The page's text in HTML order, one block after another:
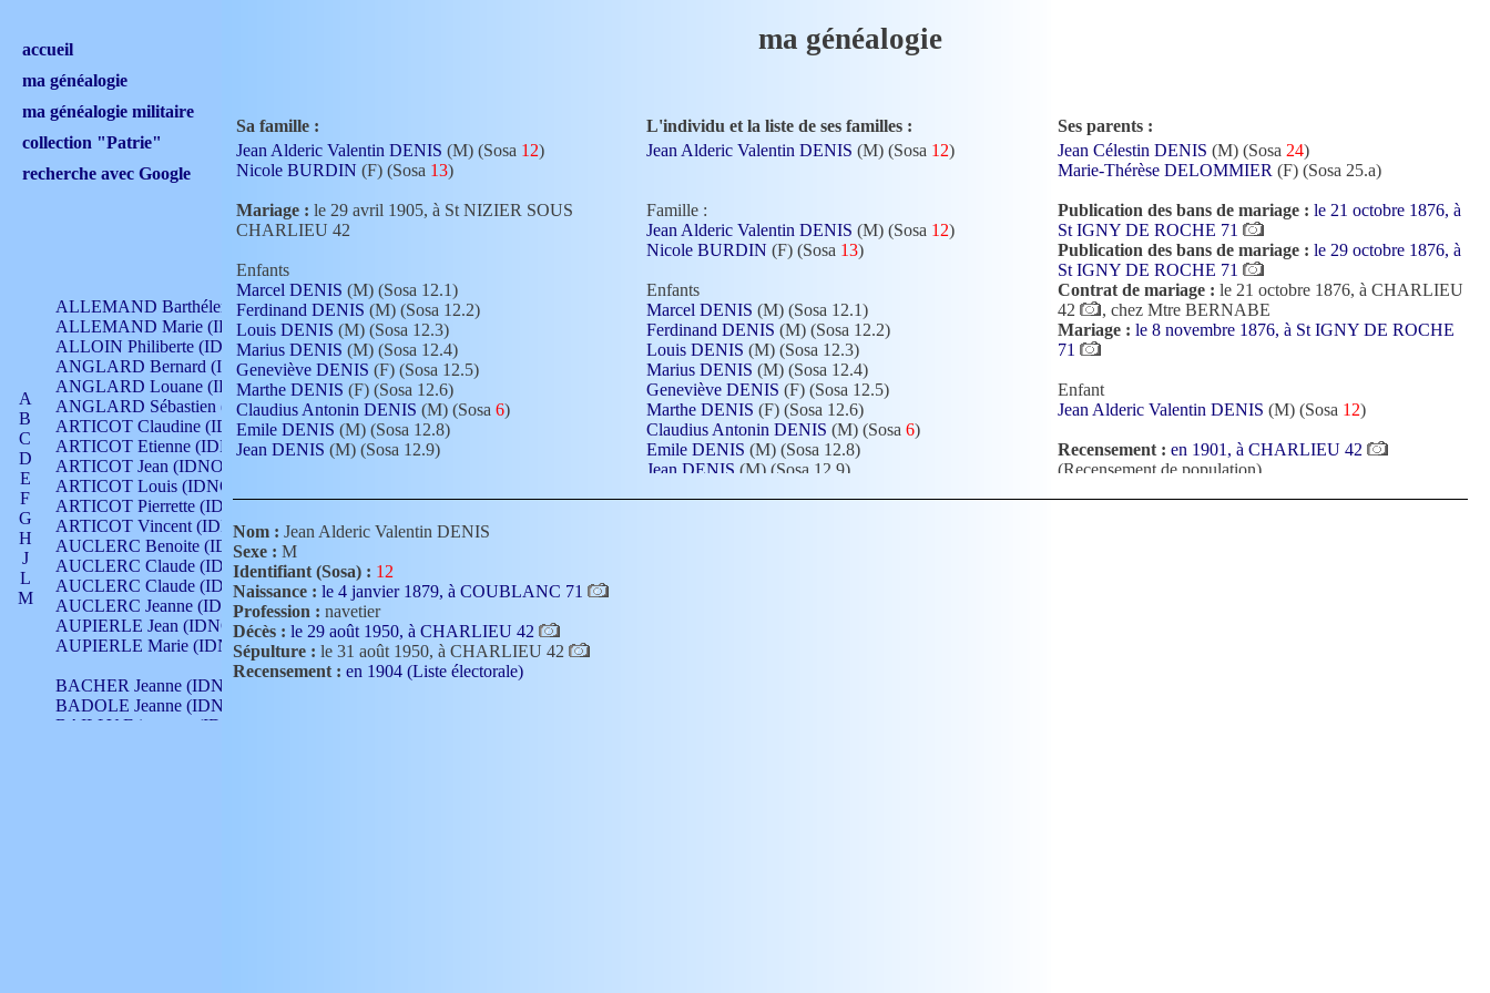
ma généalogie
accueil
ma généalogie
ma généalogie militaire
collection "Patrie"
recherche avec Google
A
B
C
D
E
F
G
H
J
L
M
ALLEMAND Barthélemy (IDNO 330)
ALLEMAND Marie (IDNO 165)
ALLOIN Philiberte (IDNO 449)
ANGLARD Bernard (IDNO 4)
ANGLARD Louane (IDNO 4)
ANGLARD Sébastien (IDNO 4)
ARTICOT Claudine (IDNO 105)
ARTICOT Etienne (IDNO 420)
ARTICOT Jean (IDNO 210)
ARTICOT Louis (IDNO 420)
ARTICOT Pierrette (IDNO 210)
ARTICOT Vincent (IDNO 210)
AUCLERC Benoite (IDNO 451)
AUCLERC Claude (IDNO 902)
AUCLERC Claude (IDNO 902)
AUCLERC Jeanne (IDNO 199)
AUPIERLE Jean (IDNO 954)
AUPIERLE Marie (IDNO )
BACHER Jeanne (IDNO )
BADOLE Jeanne (IDNO 867)
BAILLY Etiennette (IDNO )
Sa famille : L'individu et la liste de ses familles :
Ses parents :
Jean Alderic Valentin DENIS (M) (Sosa 12)
Nicole BURDIN (F) (Sosa 13)
Mariage : le 29 avril 1905, à St NIZIER SOUS
CHARLIEU 42
Enfants
Marcel DENIS (M) (Sosa 12.1)
Ferdinand DENIS (M) (Sosa 12.2)
Louis DENIS (M) (Sosa 12.3)
Marius DENIS (M) (Sosa 12.4)
Geneviève DENIS (F) (Sosa 12.5)
Marthe DENIS (F) (Sosa 12.6)
Claudius Antonin DENIS (M) (Sosa 6)
Emile DENIS (M) (Sosa 12.8)
Jean DENIS (M) (Sosa 12.9)
Jean Alderic Valentin DENIS (M) (Sosa 12)
Famille :
Jean Alderic Valentin DENIS (M) (Sosa 12)
Nicole BURDIN (F) (Sosa 13)
Enfants
Marcel DENIS (M) (Sosa 12.1)
Ferdinand DENIS (M) (Sosa 12.2)
Louis DENIS (M) (Sosa 12.3)
Marius DENIS (M) (Sosa 12.4)
Geneviève DENIS (F) (Sosa 12.5)
Marthe DENIS (F) (Sosa 12.6)
Claudius Antonin DENIS (M) (Sosa 6)
Emile DENIS (M) (Sosa 12.8)
Jean DENIS (M) (Sosa 12.9)
Jean Célestin DENIS (M) (Sosa 24)
Marie-Thérèse DELOMMIER (F) (Sosa 25.a)
Publication des bans de mariage : le 21 octobre 1876, à
St IGNY DE ROCHE 71
Publication des bans de mariage : le 29 octobre 1876, à
St IGNY DE ROCHE 71
Contrat de mariage : le 21 octobre 1876, à CHARLIEU
42
, chez Mtre BERNABE
Mariage : le 8 novembre 1876, à St IGNY DE ROCHE
71
Enfant
Jean Alderic Valentin DENIS (M) (Sosa 12)
Recensement : en 1901, à CHARLIEU 42
(Recensement de population)
Nom : Jean Alderic Valentin DENIS
Sexe : M
Identifiant (Sosa) : 12
Naissance : le 4 janvier 1879, à COUBLANC 71
Profession : navetier
Décès : le 29 août 1950, à CHARLIEU 42
Sépulture : le 31 août 1950, à CHARLIEU 42
Recensement : en 1904 (Liste électorale)